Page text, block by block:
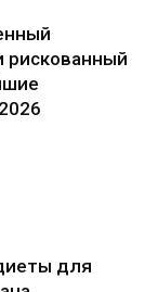
рискованный
для